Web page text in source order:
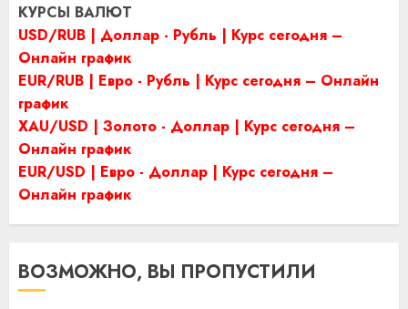
КУРСЫ ВАЛЮТ
USD/RUB | Доллар - Рубль | Курс сегодня –
Онлайн график
EUR/RUB | Евро - Рубль | Курс сегодня – Онлайн
график
XAU/USD | Золото - Доллар | Курс сегодня –
Онлайн график
EUR/USD | Евро - Доллар | Курс сегодня –
Онлайн график
ВОЗМОЖНО, ВЫ ПРОПУСТИЛИ